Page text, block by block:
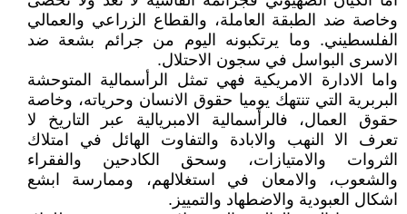
وخاصة ضد الطبقة العاملة، والقطاع الزراعي والعمالي
الفلسطيني. وما يرتكبونه اليوم من جرائم بشعة ضد
الاسرى البواسل في سجون الاحتلال.
واما الادارة الامريكية فهي تمثل الرأسمالية المتوحشة
البربرية التي تنتهك يوميا حقوق الانسان وحرياته، وخاصة
حقوق العمال، فالرأسمالية الامبريالية عبر التاريخ لا
تعرف الا النهب والابادة والتفاوت الهائل في امتلاك
الثروات والامتيازات، وسحق الكادحين والفقراء
والشعوب، والامعان في استغلالهم، وممارسة ابشع
اشكال العبودية والاضطهاد والتمييز.